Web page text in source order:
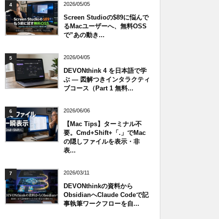
4 2026/05/05
Screen Studioの$89に悩んで
るMacユーザーへ、無料OSS
で”あの動き...
5 2026/04/05
DEVONthink 4 を日本語で学
ぶ — 図解つきインタラクティ
ブコース（Part 1 無料...
6 2026/06/06
【Mac Tips】ターミナル不
要。Cmd+Shift+「.」でMac
の隠しファイルを表示・非
表...
7 2026/03/11
DEVONthinkの資料から
ObsidianへClaude Codeで記
事執筆ワークフローを自...